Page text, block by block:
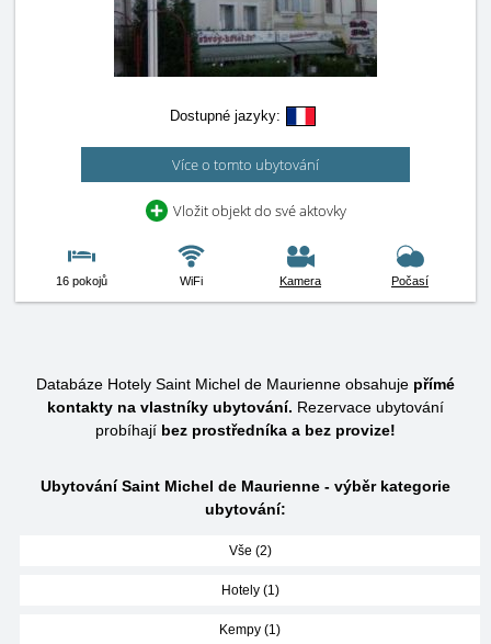
Dostupné jazyky:
Více o tomto ubytování
Vložit objekt do své aktovky
16 pokojů WiFi Kamera Počasí
Databáze Hotely Saint Michel de Maurienne obsahuje přímé
kontakty na vlastníky ubytování. Rezervace ubytování
probíhají bez prostředníka a bez provize!
Ubytování Saint Michel de Maurienne - výběr kategorie
ubytování:
Vše (2)
Hotely (1)
Kempy (1)